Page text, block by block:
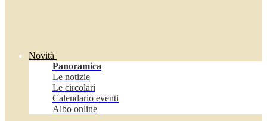
Novità
Panoramica
Le notizie
Le circolari
Calendario eventi
Albo online